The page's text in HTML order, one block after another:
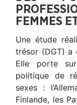
FEMMES
Une étude
trésor (DGT) a
Elle porte
politique de
sexes :
Finlande, les